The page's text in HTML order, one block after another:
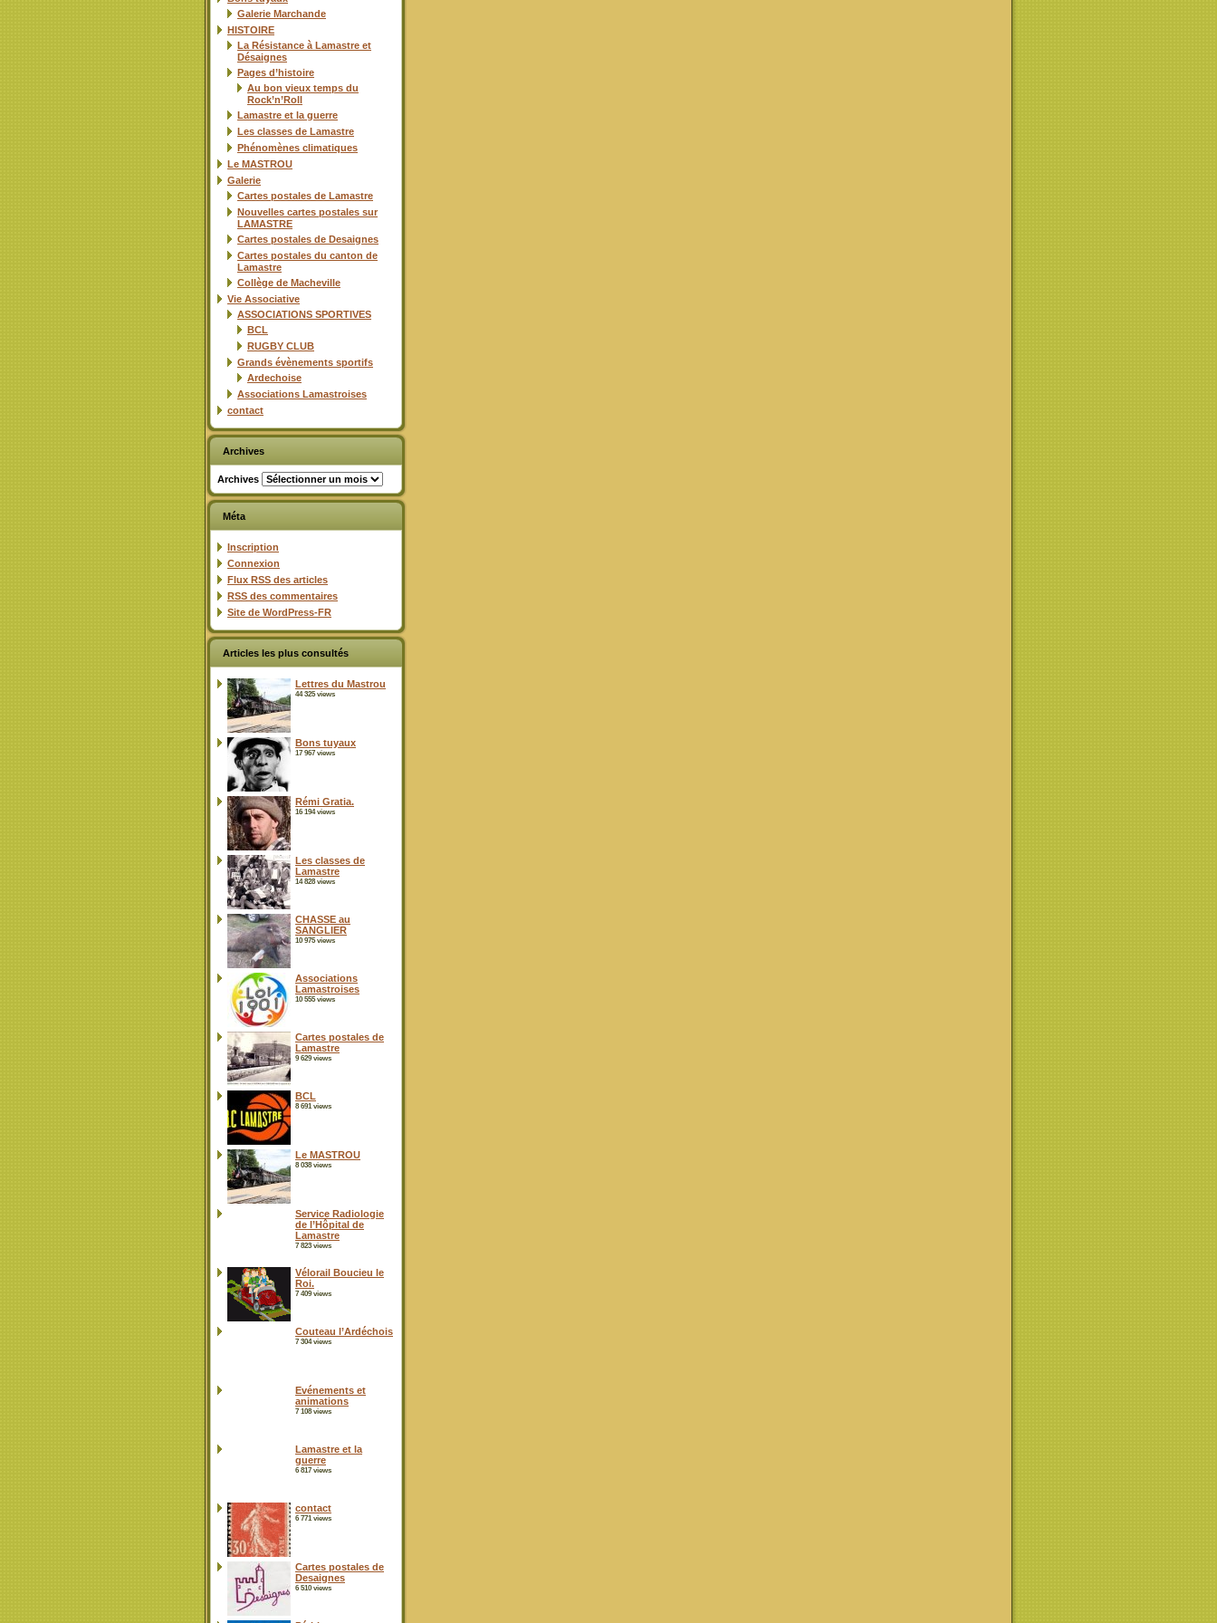
Galerie Marchande
HISTOIRE
La Résistance à Lamastre et
Désaignes
Pages d’histoire
Au bon vieux temps du
Rock’n’Roll
Lamastre et la guerre
Les classes de Lamastre
Phénomènes climatiques
Le MASTROU
Galerie
Cartes postales de Lamastre
Nouvelles cartes postales sur
LAMASTRE
Cartes postales de Desaignes
Cartes postales du canton de
Lamastre
Collège de Macheville
Vie Associative
ASSOCIATIONS SPORTIVES
BCL
RUGBY CLUB
Grands évènements sportifs
Ardechoise
Associations Lamastroises
contact
Archives
Archives
Méta
Inscription
Connexion
Flux RSS des articles
RSS des commentaires
Site de WordPress-FR
Articles les plus consultés
Lettres du Mastrou
44 325 views
Bons tuyaux
17 967 views
Rémi Gratia.
16 194 views
Les classes de
Lamastre
14 828 views
CHASSE au
SANGLIER
10 975 views
Associations
Lamastroises
10 555 views
Cartes postales de
Lamastre
9 629 views
BCL
8 691 views
Le MASTROU
8 038 views
Service Radiologie
de l’Hôpital de
Lamastre
7 823 views
Vélorail Boucieu le
Roi.
7 409 views
Couteau l’Ardéchois
7 304 views
Evénements et
animations
7 108 views
Lamastre et la
guerre
6 817 views
contact
6 771 views
Cartes postales de
Desaignes
6 510 views